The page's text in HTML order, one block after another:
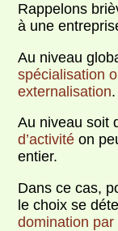
Rappelons
à une
Au niveau
spécialisation
externalisation.
Au niveau soit
d’activité on
entier.
Dans ce cas,
le choix se
domination